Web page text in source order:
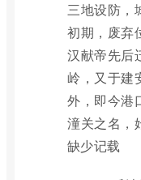
三地设防，
初期，废弃
汉献帝先后
岭，又于建
外，即今港
潼关之名，
缺少记载